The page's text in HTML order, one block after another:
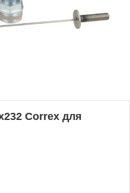
Correx для